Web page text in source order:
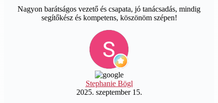
Nagyon barátságos vezető és csapata, jó tanácsadás, mindig
segítőkész és kompetens, köszönöm szépen!
Stephanie Bögl
2025. szeptember 15.